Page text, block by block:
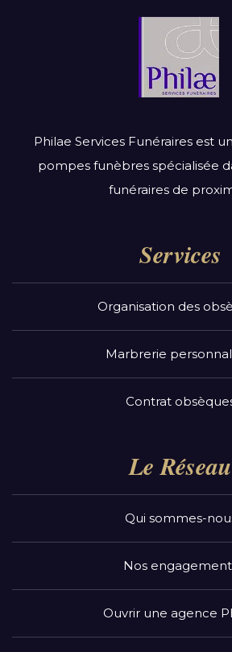
Philae Services Funéraires est
pompes funèbres spécialisée
funéraires de
Services
Organisation des
Marbrerie
Contrat
Le Réseau
Qui sommes-
Nos
Ouvrir une agence